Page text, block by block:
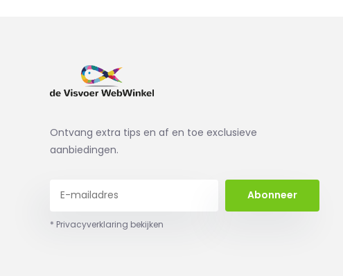
Ontvang extra tips en af en toe exclusieve
aanbiedingen.
Abonneer
* Privacyverklaring bekijken